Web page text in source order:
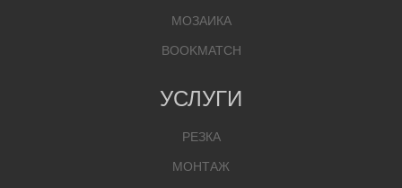
МОЗАИКА
BOOKMATCH
УСЛУГИ
РЕЗКА
МОНТАЖ